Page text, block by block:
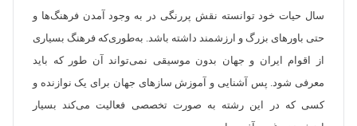
سال حیات خود توانسته نقش پررنگی در به وجود آمدن فرهنگ‌‌ها و
حتی باور‌های بزرگ و ارزشمند داشته باشد. به‌طوری‌که فرهنگ بسیاری
از اقوام ایران و جهان بدون موسیقی نمی‌تواند آن طور که باید
معرفی شود. پس آشنایی و آموزش ساز‌های جهان برای یک نوازنده و
کسی که در این رشته به صورت تخصصی فعالیت می‌کند بسیار